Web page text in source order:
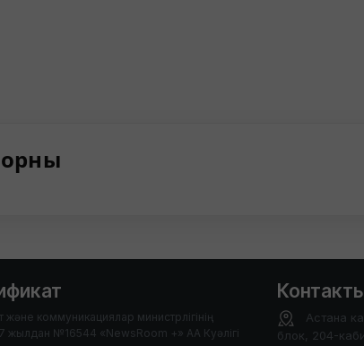
және коммуникациялар министрлігінің
жылдан №16544 «NewsRoom +» АА Куәлігі
Астана
блок, 204-